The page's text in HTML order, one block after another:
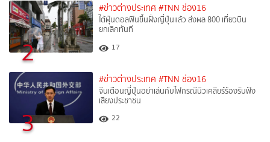
2
#ข่าวต่างประเทศ #TNN ช่อง16
ไต้ฝุ่นดอลฟินขึ้นฝั่งญี่ปุ่นแล้ว ส่งผล 800 เที่ยวบิน
ยกเลิกทันที
17
3
#ข่าวต่างประเทศ #TNN ช่อง16
จีนเตือนญี่ปุ่นอย่าเล่นกับไฟกรณีนิวเคลียร์ร้องรับฟัง
เสียงประชาชน
22